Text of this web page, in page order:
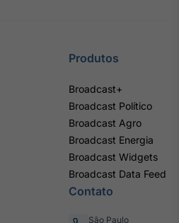
Produtos
Broadcast+
Broadcast Político
Broadcast Agro
Broadcast Energia
Broadcast Widgets
Broadcast Data Feed
Contato
São Paulo